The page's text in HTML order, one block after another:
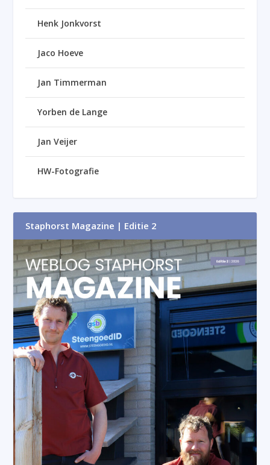
Henk Jonkvorst
Jaco Hoeve
Jan Timmerman
Yorben de Lange
Jan Veijer
HW-Fotografie
Staphorst Magazine | Editie 2